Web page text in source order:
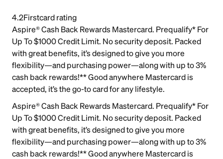
4.2Firstcard rating
Aspire® Cash Back Rewards Mastercard. Prequalify* For
Up To $1000 Credit Limit. No security deposit. Packed
with great benefits, it’s designed to give you more
flexibility—and purchasing power—along with up to 3%
cash back rewards!** Good anywhere Mastercard is
accepted, it’s the go-to card for any lifestyle.
Aspire® Cash Back Rewards Mastercard. Prequalify* For
Up To $1000 Credit Limit. No security deposit. Packed
with great benefits, it’s designed to give you more
flexibility—and purchasing power—along with up to 3%
cash back rewards!** Good anywhere Mastercard is